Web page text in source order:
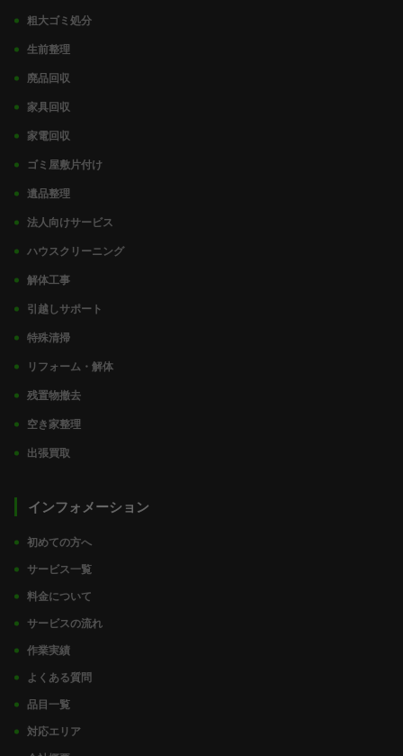
粗大ゴミ処分
生前整理
廃品回収
家具回収
家電回収
ゴミ屋敷片付け
遺品整理
法人向けサービス
ハウスクリーニング
解体工事
引越しサポート
特殊清掃
リフォーム・解体
残置物撤去
空き家整理
出張買取
インフォメーション
初めての方へ
サービス一覧
料金について
サービスの流れ
作業実績
よくある質問
品目一覧
対応エリア